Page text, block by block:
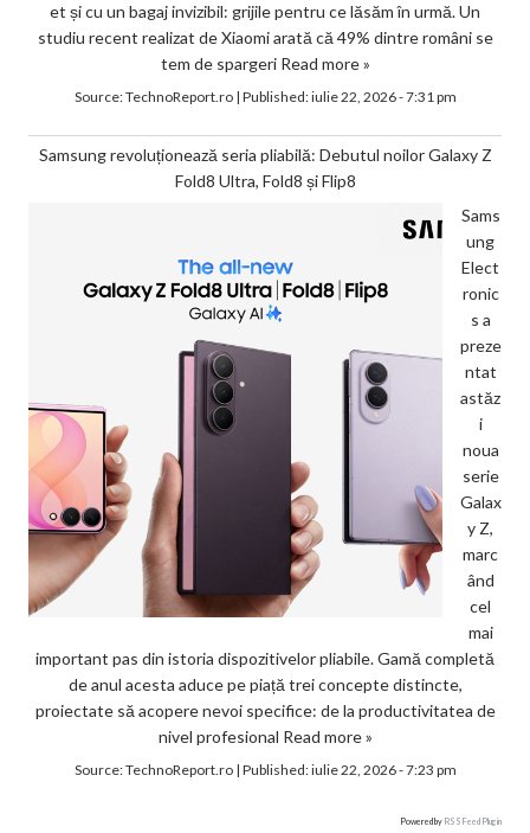
et și cu un bagaj invizibil: grijile pentru ce lăsăm în urmă. Un
studiu recent realizat de Xiaomi arată că 49% dintre români se
tem de spargeri Read more »
Source:TechnoReport.ro| Published:iulie 22, 2026 - 7:31 pm
Samsung revoluționează seria pliabilă: Debutul noilor Galaxy Z
Fold8 Ultra, Fold8 și Flip8
Sams
ung
Elect
ronic
s a
preze
ntat
astăz
i
noua
serie
Galax
y Z,
marc
ând
cel
mai
important pas din istoria dispozitivelor pliabile. Gamă completă
de anul acesta aduce pe piață trei concepte distincte,
proiectate să acopere nevoi specifice: de la productivitatea de
nivel profesional Read more »
Source:TechnoReport.ro| Published:iulie 22, 2026 - 7:23 pm
Powered by RSS Feed Plugin